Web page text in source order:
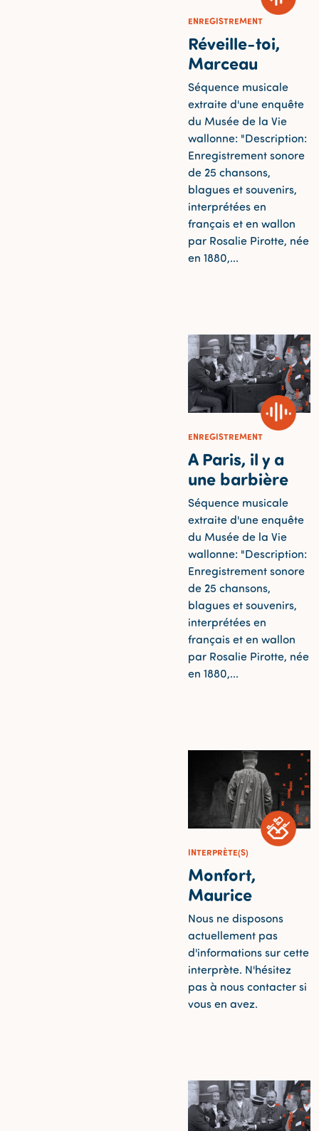
ENREGISTREMENT
Réveille-toi,
Marceau
Séquence musicale
extraite d'une enquête
du Musée de la Vie
wallonne: "Description:
Enregistrement sonore
de 25 chansons,
blagues et souvenirs,
interprétées en
français et en wallon
par Rosalie Pirotte, née
en 1880,...
ENREGISTREMENT
A Paris, il y a
une barbière
Séquence musicale
extraite d'une enquête
du Musée de la Vie
wallonne: "Description:
Enregistrement sonore
de 25 chansons,
blagues et souvenirs,
interprétées en
français et en wallon
par Rosalie Pirotte, née
en 1880,...
INTERPRÈTE(S)
Monfort,
Maurice
Nous ne disposons
actuellement pas
d'informations sur cette
interprète. N'hésitez
pas à nous contacter si
vous en avez.